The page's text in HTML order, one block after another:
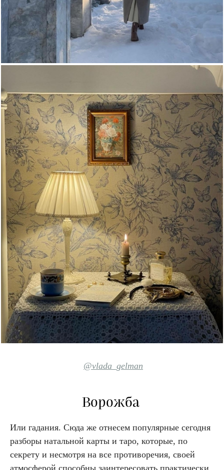
@vlada_gelman
Ворожба
Или гадания. Сюда же отнесем популярные сегодня
разборы натальной карты и таро, которые, по
секрету и несмотря на все противоречия, своей